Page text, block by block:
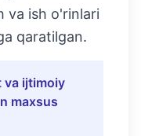
va ish o'rinlari
qaratilgan.
va ijtimoiy
maxsus